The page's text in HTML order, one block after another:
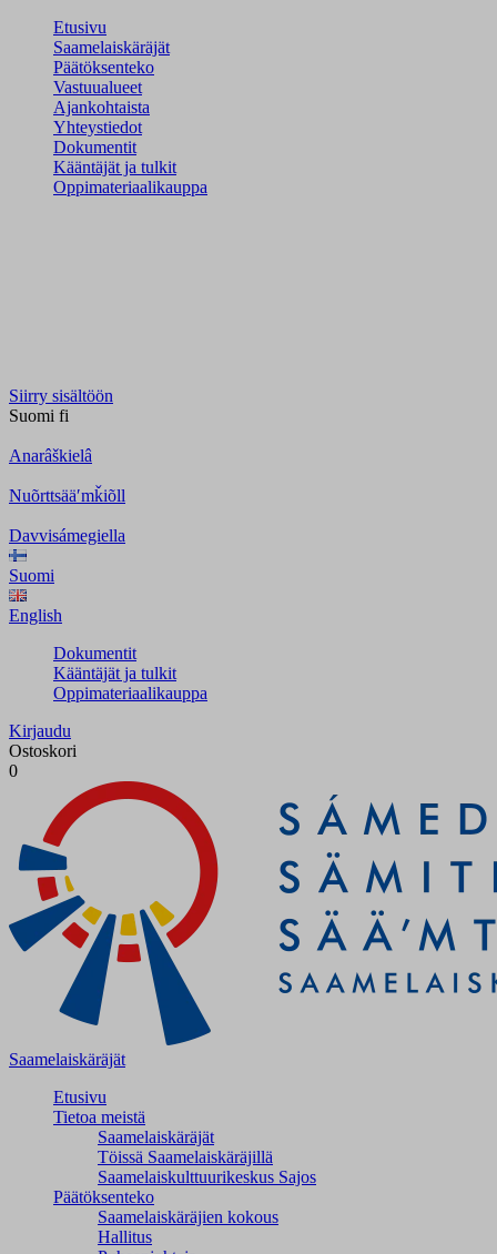
Etusivu
Saamelaiskäräjät
Päätöksenteko
Vastuualueet
Ajankohtaista
Yhteystiedot
Dokumentit
Kääntäjät ja tulkit
Oppimateriaalikauppa
Siirry sisältöön
Suomi fi
Anarâškielâ
Nuõrttsääʹmǩiõll
Davvisámegiella
Suomi
English
Dokumentit
Kääntäjät ja tulkit
Oppimateriaalikauppa
Kirjaudu
Ostoskori
0
Saamelaiskäräjät
Etusivu
Tietoa meistä
Saamelaiskäräjät
Töissä Saamelaiskäräjillä
Saamelaiskulttuuri­keskus Sajos
Päätöksenteko
Saamelaiskäräjien kokous
Hallitus